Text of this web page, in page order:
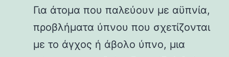
Για άτομα που παλεύουν με αϋπνία,
προβλήματα ύπνου που σχετίζονται
με το άγχος ή άβολο ύπνο, μια